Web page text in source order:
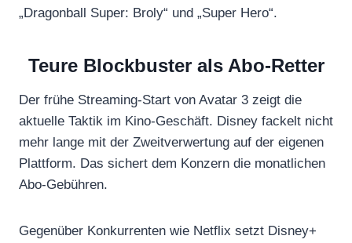
„Dragonball Super: Broly“ und „Super Hero“.
Teure Blockbuster als Abo-Retter
Der frühe Streaming-Start von Avatar 3 zeigt die
aktuelle Taktik im Kino-Geschäft. Disney fackelt nicht
mehr lange mit der Zweitverwertung auf der eigenen
Plattform. Das sichert dem Konzern die monatlichen
Abo-Gebühren.
Gegenüber Konkurrenten wie Netflix setzt Disney+